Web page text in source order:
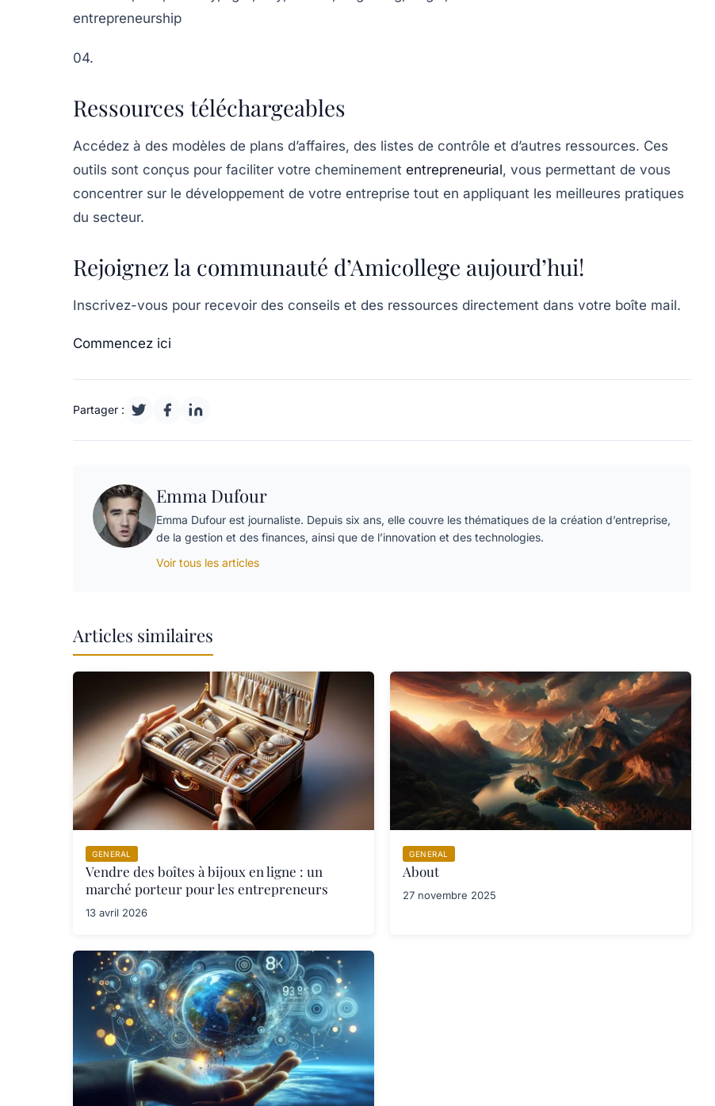
04.
Ressources téléchargeables
Accédez à des modèles de plans d’affaires, des listes de contrôle et d’autres ressources. Ces
outils sont conçus pour faciliter votre cheminement entrepreneurial, vous permettant de vous
concentrer sur le développement de votre entreprise tout en appliquant les meilleures pratiques
du secteur.
Rejoignez la communauté d’Amicollege aujourd’hui!
Inscrivez-vous pour recevoir des conseils et des ressources directement dans votre boîte mail.
Commencez ici
Partager :
Emma Dufour
Emma Dufour est journaliste. Depuis six ans, elle couvre les thématiques de la création d’entreprise,
de la gestion et des finances, ainsi que de l’innovation et des technologies.
Voir tous les articles
Articles similaires
GENERAL
Vendre des boîtes à bijoux en ligne : un
marché porteur pour les entrepreneurs
13 avril 2026
GENERAL
About
27 novembre 2025